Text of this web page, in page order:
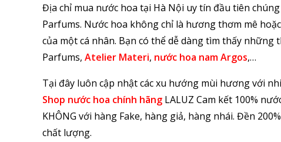
Địa chỉ mua nước hoa tại Hà Nội uy tín đầu tiên
Parfums. Nước hoa không chỉ là hương thơm mê
của một cá nhân. Bạn có thể dễ dàng tìm thấy
Parfums, Atelier Materi, nước hoa nam Argos,…
Tại đây luôn cập nhật các xu hướng mùi hương với
Shop nước hoa chính hãng LALUZ Cam kết 100%
KHÔNG với hàng Fake, hàng giả, hàng nhái. Đền
chất lượng.